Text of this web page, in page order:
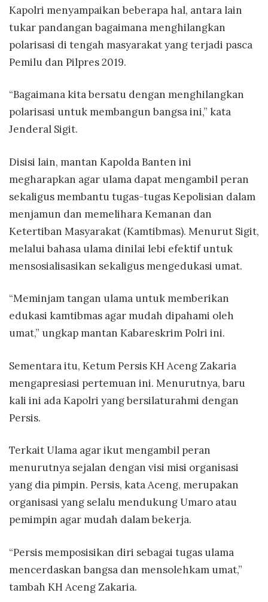
Kapolri menyampaikan beberapa hal, antara lain
tukar pandangan bagaimana menghilangkan
polarisasi di tengah masyarakat yang terjadi pasca
Pemilu dan Pilpres 2019.
“Bagaimana kita bersatu dengan menghilangkan
polarisasi untuk membangun bangsa ini,” kata
Jenderal Sigit.
Disisi lain, mantan Kapolda Banten ini
megharapkan agar ulama dapat mengambil peran
sekaligus membantu tugas-tugas Kepolisian dalam
menjamun dan memelihara Kemanan dan
Ketertiban Masyarakat (Kamtibmas). Menurut Sigit,
melalui bahasa ulama dinilai lebi efektif untuk
mensosialisasikan sekaligus mengedukasi umat.
“Meminjam tangan ulama untuk memberikan
edukasi kamtibmas agar mudah dipahami oleh
umat,” ungkap mantan Kabareskrim Polri ini.
Sementara itu, Ketum Persis KH Aceng Zakaria
mengapresiasi pertemuan ini. Menurutnya, baru
kali ini ada Kapolri yang bersilaturahmi dengan
Persis.
Terkait Ulama agar ikut mengambil peran
menurutnya sejalan dengan visi misi organisasi
yang dia pimpin. Persis, kata Aceng, merupakan
organisasi yang selalu mendukung Umaro atau
pemimpin agar mudah dalam bekerja.
“Persis memposisikan diri sebagai tugas ulama
mencerdaskan bangsa dan mensolehkam umat,”
tambah KH Aceng Zakaria.